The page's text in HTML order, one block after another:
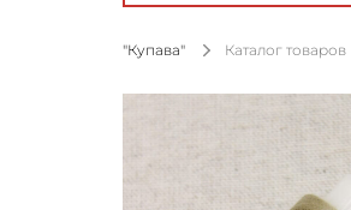
"Купава" Каталог товаров